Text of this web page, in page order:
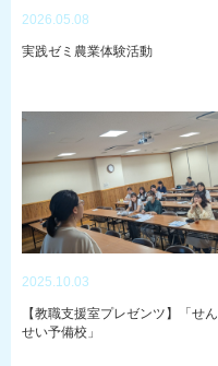
2026.05.08
実践ゼミ農業体験活動
2025.10.03
【教職支援室プレゼンツ】「せん
せい予備校」